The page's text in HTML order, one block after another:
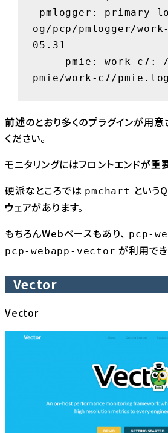
og/pcp/pmlogger/
05.31
pmie/work-c7/pmie.log
前述のとおり多くのプラグインが用
ください。
モニタリングにはフロントエンドが重
硬派なところでは pmchart という
ウェアがあります。
もちろんWebベースもあり、 pcp-
pcp-webapp-vector が利用でき
Vector
Vector